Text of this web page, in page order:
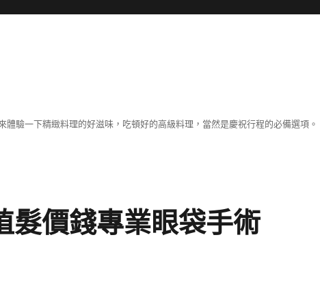
驗一下精緻料理的好滋味，吃頓好的高級料理，當然是慶祝行程的必備選項。
髮價錢專業眼袋手術